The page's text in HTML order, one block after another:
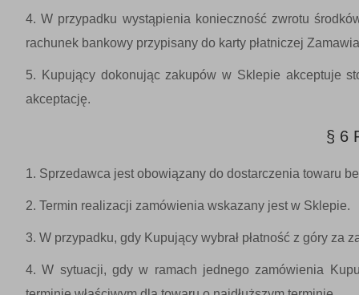
W przypadku wystąpienia konieczność zwrotu
rachunek bankowy przypisany do karty płatniczej
Kupujący dokonując zakupów w Sklepie akceptuje
akceptację.
§ 6
Sprzedawca jest obowiązany do dostarczenia towaru
Termin realizacji zamówienia wskazany jest w Sklepie.
W przypadku, gdy Kupujący wybrał płatność z góry
W sytuacji, gdy w ramach jednego zamówienia